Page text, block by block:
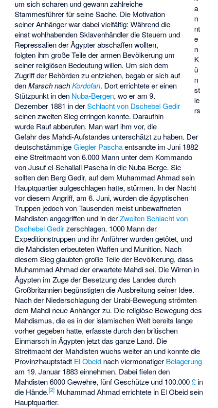
a
n
nt
e
n
K
ü
n
st
le
rs
um sich scharen und gewann zahlreiche
Stammesführer für seine Sache. Die Motivation
seiner Anhänger war dabei vielfältig: Während die
einst wohlhabenden Sklavenhändler die Steuern und
Repressalien der Ägypter abschaffen wollten,
folgten ihm große Teile der armen Bevölkerung um
seiner religiösen Bedeutung willen. Um sich dem
Zugriff der Behörden zu entziehen, begab er sich auf
denMarsch nachKordofan. Dort errichtete er einen
Stützpunkt in den Nuba-Bergen, wo er am 9.
Dezember 1881 in derSchlacht von Dschebel Gedir
seinen zweiten Sieg erringen konnte. Daraufhin
wurde Rauf abberufen. Man warf ihm vor, die
Gefahr des Mahdi-Aufstandes unterschätzt zu haben. Der
deutschstämmigeGiegler Paschaentsandte im Juni 1882
eine Streitmacht von 6.000 Mann unter dem Kommando
von Jusuf el-Schallali Pascha in die Nuba-Berge. Sie
sollten den Berg Gedir, auf dem Muhammad Ahmad sein
Hauptquartier aufgeschlagen hatte, stürmen. In der Nacht
vor diesem Angriff, am 6. Juni, wurden die ägyptischen
Truppen jedoch von Tausenden meist unbewaffneten
Mahdisten angegriffen und in derZweiten Schlacht von
Dschebel Gedirzerschlagen. 1000 Mann der
Expeditionstruppen und ihr Anführer wurden getötet, und
die Mahdisten erbeuteten Waffen und Munition. Nach
diesem Sieg glaubten große Teile der Bevölkerung, dass
Muhammad Ahmad der erwartete Mahdi sei. Die Wirren in
Ägypten im Zuge der Besetzung des Landes durch
Großbritannien begünstigten die Ausbreitung seiner Idee.
Nach der Niederschlagung der Urabi-Bewegung strömten
dem Mahdi neue Anhänger zu. Die religiöse Bewegung des
Mahdismus, die es in der islamischen Welt bereits lange
vorher gegeben hatte, erfasste durch den britischen
Einmarsch in Ägypten jetzt das ganze Land. Die
Streitmacht der Mahdisten wuchs weiter an und konnte die
Provinzhauptstadt El Obeid nach viermonatiger Belagerung
am 19. Januar 1883 einnehmen. Dabei fielen den
Mahdisten 6000 Gewehre, fünf Geschütze und 100.000£ in
die Hände.[2] Muhammad Ahmad errichtete in El Obeid sein
Hauptquartier.